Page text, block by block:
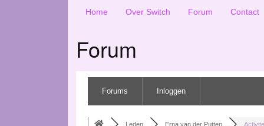
Home Over Switch Forum Contact
Forum
Forums Inloggen
Leden Erna van der Putten